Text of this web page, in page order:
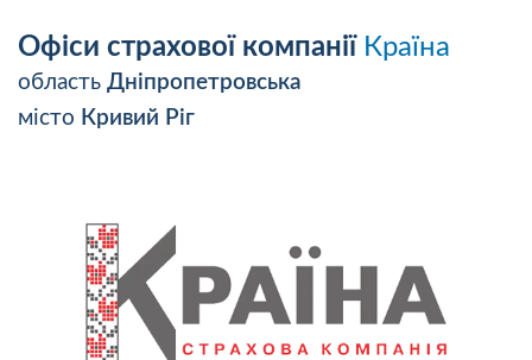
Офіси страхової компанії Країна
область Дніпропетровська
місто Кривий Ріг